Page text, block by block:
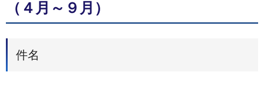
（４月～９月）
件名